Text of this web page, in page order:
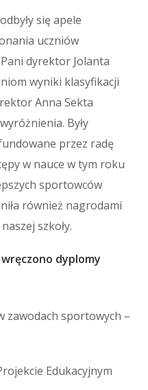
się apele
uczniów
dyrektor Jolanta
wyniki klasyfikacji
Anna Sekta
Były
przez radę
w nauce w tym roku
sportowców
również nagrodami
szkoły.
dyplomy
zawodach sportowych –
Edukacyjnym